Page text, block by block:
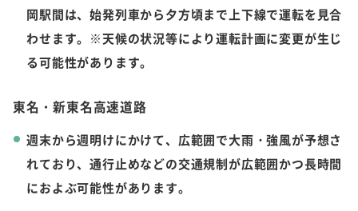
岡駅間は、始発列車から夕方頃まで上下線で運転を見合
わせます。※天候の状況等により運転計画に変更が生じ
る可能性があります。
東名・新東名高速道路
週末から週明けにかけて、広範囲で大雨・強風が予想さ
れており、通行止めなどの交通規制が広範囲かつ長時間
におよぶ可能性があります。